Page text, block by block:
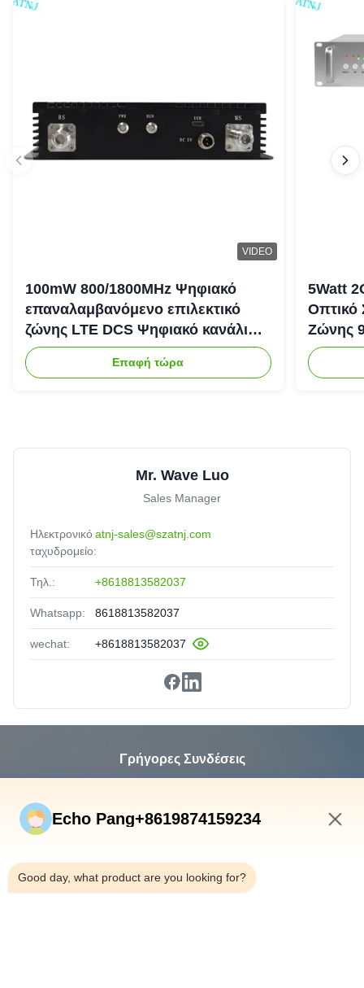
VIDEO
100mW 800/1800MHz Ψηφιακό
επαναλαμβανόμενο επιλεκτικό
ζώνης LTE DCS Ψηφιακό κανάλι
Επιλεκτικό επαναλαμβανόμενο
Bda Pico
Επαφή τώρα
5Watt
Οπτικό
Ζώνης
Mr. Wave Luo
Sales Manager
Ηλεκτρονικό
ταχυδρομείο:
atnj-sales@szatnj.com
Τηλ.: +8618813582037
Whatsapp: 8618813582037
wechat: +8618813582037
Γρήγορες Συνδέσεις
Προϊόντα
Επισκέψεις Στο Εργοστάσιο
Έλεγχος Ποιότητας
Echo Pang+8619874159234
Good day, what product are you looking for?